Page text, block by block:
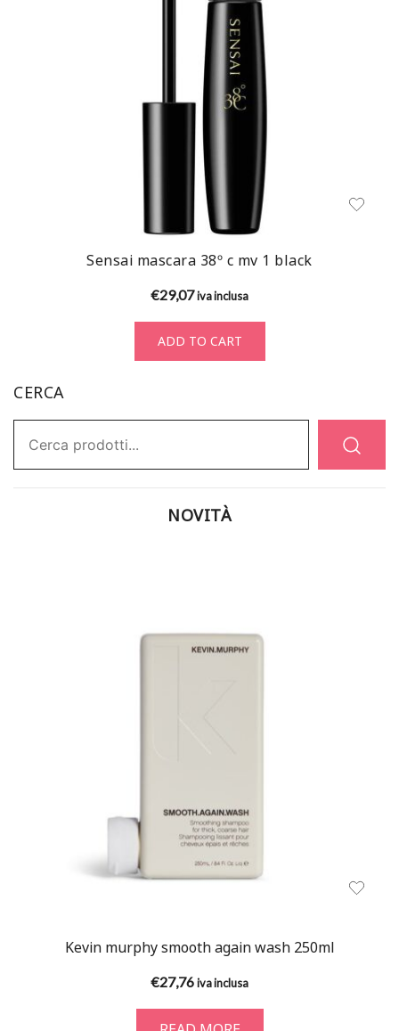
Sensai mascara 38º c mv 1 black
€29,07iva inclusa
ADD TO CART
CERCA
NOVITÀ
Kevin murphy smooth again wash 250ml
€27,76iva inclusa